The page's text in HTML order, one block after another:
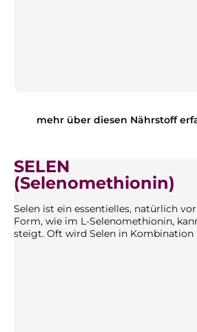
mehr über diesen Nährstoff
SELEN
(Selenomethionin)
Selen ist ein essentielles, natürlich
Form, wie im L-Selenomethionin,
steigt. Oft wird Selen in